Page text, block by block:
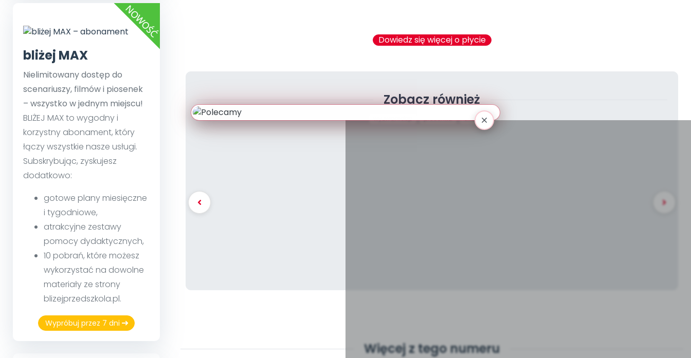
bliżej MAX
Nielimitowany dostęp do
scenariuszy, filmów i piosenek
– wszystko w jednym miejscu!
BLIŻEJ MAX to wygodny i
korzystny abonament, który
łączy wszystkie nasze usługi.
Subskrybując, zyskujesz
dodatkowo:
gotowe plany miesięczne
i tygodniowe,
atrakcyjne zestawy
pomocy dydaktycznych,
10 pobrań, które możesz
wykorzystać na dowolne
materiały ze strony
blizejprzedszkola.pl.
Wypróbuj przez 7 dni
Dowiedz się więcej o płycie
Zobacz również
wyzwaniebp piosenka ekologia
Więcej z tego numeru